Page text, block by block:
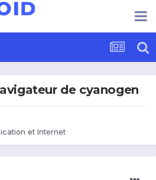
de cyanogen
et Internet